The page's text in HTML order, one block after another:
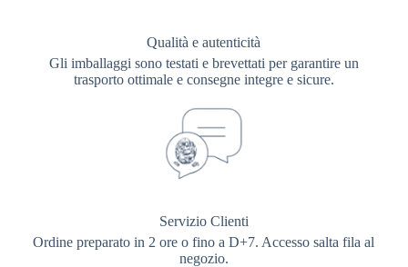
Qualità e autenticità
Gli imballaggi sono testati e brevettati per garantire un
trasporto ottimale e consegne integre e sicure.
Servizio Clienti
Ordine preparato in 2 ore o fino a D+7. Accesso salta fila al
negozio.